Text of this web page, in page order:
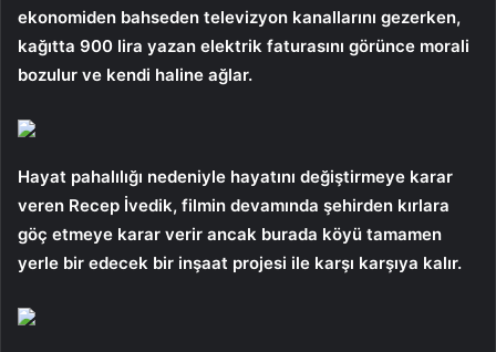
ekonomiden bahseden televizyon kanallarını gezerken,
kağıtta 900 lira yazan elektrik faturasını görünce morali
bozulur ve kendi haline ağlar.
Hayat pahalılığı nedeniyle hayatını değiştirmeye karar
veren Recep İvedik, filmin devamında şehirden kırlara
göç etmeye karar verir ancak burada köyü tamamen
yerle bir edecek bir inşaat projesi ile karşı karşıya kalır.